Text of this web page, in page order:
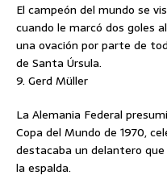
El campeón del mundo se
cuando le marcó dos goles
una ovación por parte de
de Santa Úrsula.
9. Gerd Müller
La Alemania Federal
Copa del Mundo de 1970,
destacaba un delantero
la espalda.